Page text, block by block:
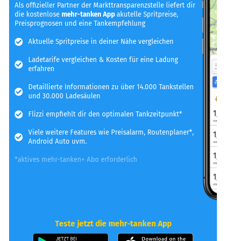
Als offizieller Partner der Markttransparenzstelle liefert dir
die kostenlosemehr-tanken Appakutelle Spritpreise,
Preisprognosen und eine Tankempfehlung
Aktuelle Spritpreise in deiner Nähe vergleichen
Ladetarife vergleichen & Kosten für eine Ladung
erfahren
Detaillierte Informationen zu über 14.000 Tankstellen
und 30.000 Ladesäulen
Flizzi empfiehlt dir den optimalen Tankzeitpunkt*
Viele weitere Features wie Preisalarm, Routenplaner*,
Android Auto uvm.
*aktives mehr-tanken+ Abo erforderlich
Teste jetzt die mehr-tanken App